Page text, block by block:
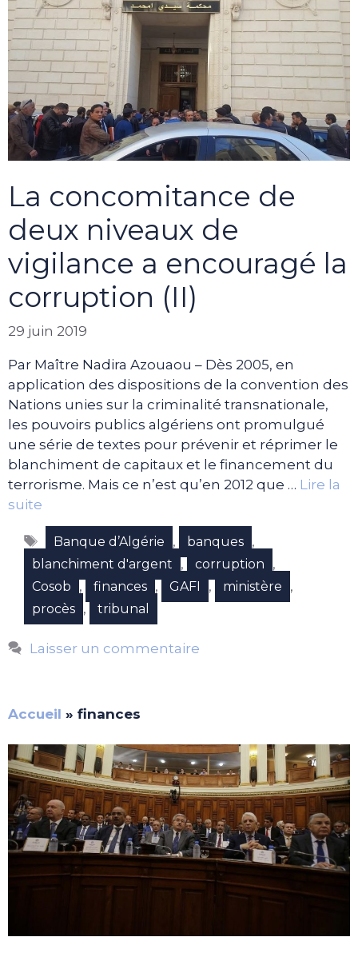
La concomitance de
deux niveaux de
vigilance a encouragé la
corruption (II)
29 juin 2019
Par Maître Nadira Azouaou – Dès 2005, en
application des dispositions de la convention des
Nations unies sur la criminalité transnationale,
les pouvoirs publics algériens ont promulgué
une série de textes pour prévenir et réprimer le
blanchiment de capitaux et le financement du
terrorisme. Mais ce n’est qu’en 2012 que … Lire la
suite
Étiquettes
Banque d’Algérie , banques ,
blanchiment d'argent , corruption ,
Cosob , finances , GAFI , ministère ,
procès , tribunal
Laisser un commentaire
Accueil » finances